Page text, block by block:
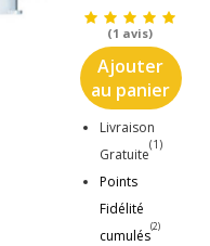
(1 avis)
Ajouter
au panier
Livraison
Gratuite
(1)
Points
Fidélité
cumulés
(2)